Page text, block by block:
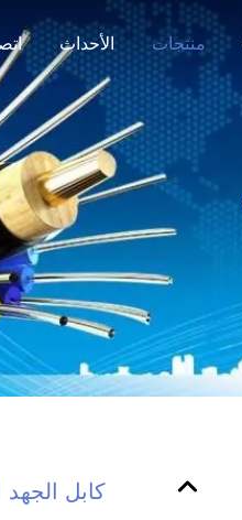
منتجات الأحداث
كابل